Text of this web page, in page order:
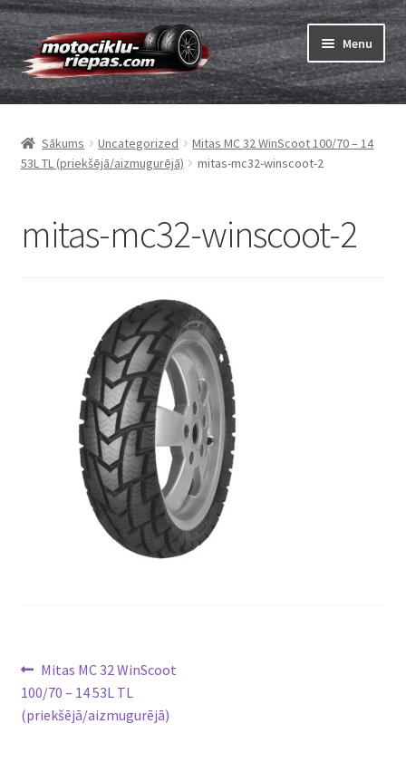
Skip
to
navigation
Skip
to
content
Menu
Riepas
Expand
menu
Kameras
Expand
Viss par riepām
Expand
Sākums Uncategorized
Mitas MC 32 WinScoot 100/70 – 14
53L TL (priekšējā/aizmugurējā)
mitas-mc32-winscoot-2
mitas-mc32-winscoot-2
Ziņu
izvēlne
Previous
post:
Mitas MC 32 WinScoot
100/70 – 14 53L TL
(priekšējā/aizmugurējā)